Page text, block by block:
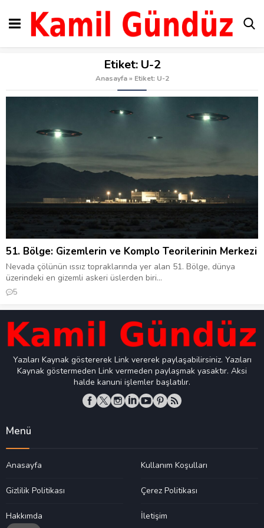
Etiket: U-2
Anasayfa » Etiket: U-2
51. Bölge: Gizemlerin ve Komplo Teorilerinin Merkezi
Nevada çölünün ıssız topraklarında yer alan 51. Bölge, dünya
üzerindeki en gizemli askeri üslerden biri...
5
Yazıları Kaynak göstererek Link vererek paylaşabilirsiniz. Yazıları
Kaynak göstermeden Link vermeden paylaşmak yasaktır. Aksi
halde kanuni işlemler başlatılır.
Menü
Anasayfa Kullanım Koşulları
Gizlilik Politikası Çerez Politikası
Hakkımda İletişim